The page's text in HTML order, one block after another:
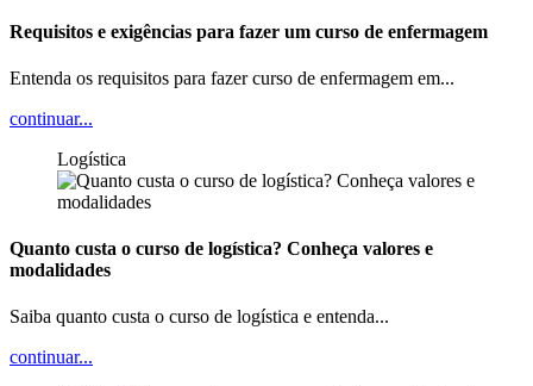
Requisitos e exigências para fazer um curso de enfermagem
Entenda os requisitos para fazer curso de enfermagem em...
continuar...
Logística
Quanto custa o curso de logística? Conheça valores e
modalidades
Saiba quanto custa o curso de logística e entenda...
continuar...